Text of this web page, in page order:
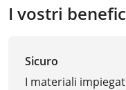
I vostri
Sicuro
I materiali